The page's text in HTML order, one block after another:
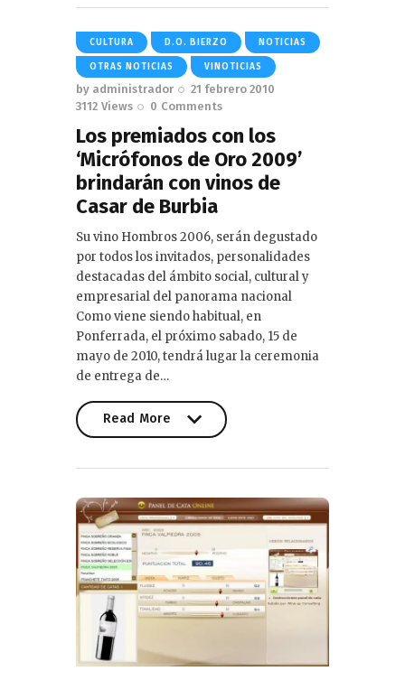
CULTURA D.O. BIERZO NOTICIAS
OTRAS NOTICIAS VINOTICIAS
by administrador
21 febrero 2010
3112 Views 0 Comments
Los premiados con los
‘Micrófonos de Oro 2009’
brindarán con vinos de
Casar de Burbia
Su vino Hombros 2006, serán degustado
por todos los invitados, personalidades
destacadas del ámbito social, cultural y
empresarial del panorama nacional
Como viene siendo habitual, en
Ponferrada, el próximo sabado, 15 de
mayo de 2010, tendrá lugar la ceremonia
de entrega de…
Read More